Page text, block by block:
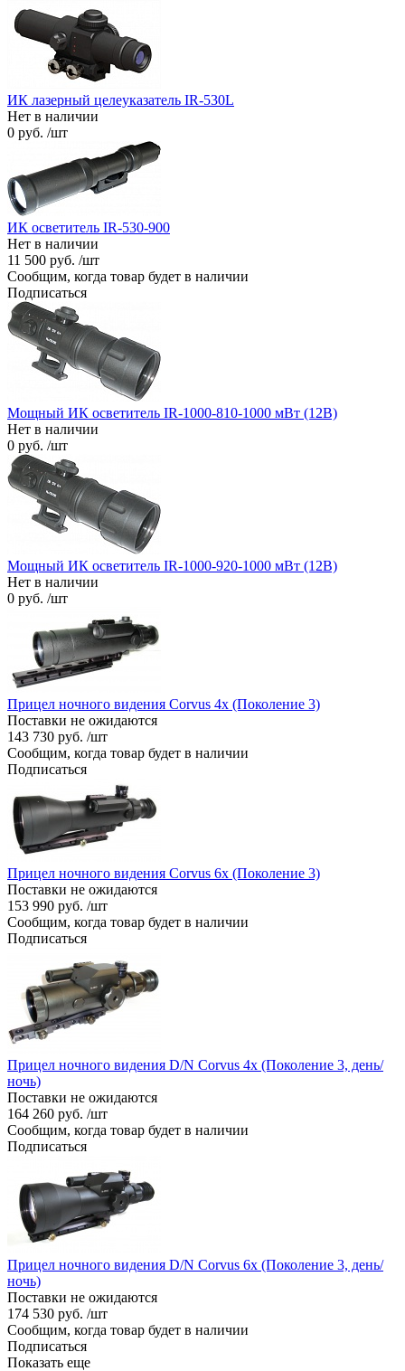
ИК лазерный целеуказатель IR-530L
Нет в наличии
0 руб. /шт
ИК осветитель IR-530-900
Нет в наличии
11 500 руб. /шт
Сообщим, когда товар будет в наличии
Подписаться
Мощный ИК осветитель IR-1000-810-1000 мВт (12В)
Нет в наличии
0 руб. /шт
Мощный ИК осветитель IR-1000-920-1000 мВт (12В)
Нет в наличии
0 руб. /шт
Прицел ночного видения Corvus 4x (Поколение 3)
Поставки не ожидаются
143 730 руб. /шт
Сообщим, когда товар будет в наличии
Подписаться
Прицел ночного видения Corvus 6x (Поколение 3)
Поставки не ожидаются
153 990 руб. /шт
Сообщим, когда товар будет в наличии
Подписаться
Прицел ночного видения D/N Corvus 4x (Поколение 3, день/
ночь)
Поставки не ожидаются
164 260 руб. /шт
Сообщим, когда товар будет в наличии
Подписаться
Прицел ночного видения D/N Corvus 6x (Поколение 3, день/
ночь)
Поставки не ожидаются
174 530 руб. /шт
Сообщим, когда товар будет в наличии
Подписаться
Показать еще